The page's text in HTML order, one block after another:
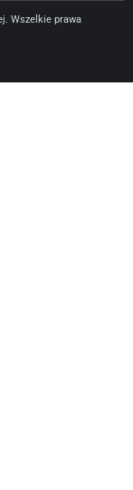
Wszelkie prawa